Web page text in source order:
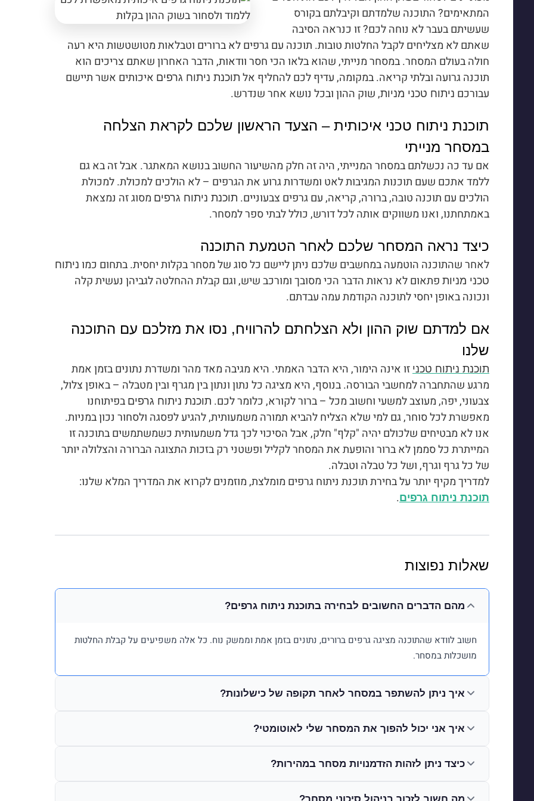
המתאימים? התוכנה שלמדתם וקיבלתם בקורס
שעשיתם בעבר לא נוחה לכם? זו כנראה הסיבה
שאתם לא מצליחים לקבל החלטות טובות. תוכנה עם גרפים לא ברורים וטבלאות מטושטשות היא רעה
חולה בעולם המסחר. במסחר מנייתי, שהוא בלאו הכי חסר וודאות, הדבר האחרון שאתם צריכים הוא
תוכנה גרועה ובלתי קריאה. במקומה, עדיף לכם להחליף אל תוכנת ניתוח גרפים איכותים אשר תיישם
עבורכם ניתוח טכני מניות, שוק ההון ובכל נושא אחר שנדרש.
תוכנת ניתוח טכני איכותית – הצעד הראשון שלכם לקראת הצלחה
במסחר מנייתי
אם עד כה נכשלתם במסחר המנייתי, היה זה חלק מהשיעור החשוב בנושא המאתגר. אבל זה בא גם
ללמד אתכם שעם תוכנות המגיבות לאט ומשדרות גרוע את הגרפים – לא הולכים למכולת. למכולת
הולכים עם תוכנה טובה, ברורה, קריאה, עם גרפים צבעוניים. תוכנת ניתוח גרפים מסוג זה נמצאת
באמתחתנו, ואנו משווקים אותה לכל דורש, כולל לבתי ספר למסחר.
כיצד נראה המסחר שלכם לאחר הטמעת התוכנה
לאחר שהתוכנה הוטמעה במחשבים שלכם ניתן ליישם כל סוג של מסחר בקלות יחסית. בתחום כמו ניתוח
טכני מניות פתאום לא נראות הדבר הכי מסובך ומורכב שיש, וגם קבלת ההחלטה לגביהן נעשית קלה
ונכונה באופן יחסי לתוכנה הקודמת עמה עבדתם.
אם למדתם שוק ההון ולא הצלחתם להרוויח, נסו את מזלכם עם התוכנה
שלנו
תוכנת ניתוח טכני זו אינה הימור, היא הדבר האמתי. היא מגיבה מאד מהר ומשדרת נתונים בזמן אמת
מרגע שהתחברה למחשבי הבורסה. בנוסף, היא מציגה כל נתון ונתון בין מגרף ובין מטבלה – באופן צלול,
צבעוני, יפה, מעוצב למשעי וחשוב מכל – ברור לקורא, כלומר לכם. תוכנת ניתוח גרפים בפיתוחנו
מאפשרת לכל סוחר, גם למי שלא הצליח להביא תמורה משמעותית, להגיע לפסגה ולסחור נכון במניות.
אנו לא מבטיחים שלכולם יהיה "קלף" חלק, אבל הסיכוי לכך גדל משמעותית כשמשתמשים בתוכנה זו
המייתרת כל סממן לא ברור והופעת את המסחר לקליל ופשטני רק בזכות התצוגה הברורה והצלולה יותר
של כל גרף וגרף, ושל כל טבלה וטבלה.
למדריך מקיף יותר על בחירת תוכנת ניתוח גרפים מומלצת, מוזמנים לקרוא את המדריך המלא שלנו:
תוכנת ניתוח גרפים.
שאלות נפוצות
מהם הדברים החשובים לבחירה בתוכנת ניתוח גרפים?
חשוב לוודא שהתוכנה מציגה גרפים ברורים, נתונים בזמן אמת וממשק נוח. כל אלה משפיעים על קבלת החלטות
מושכלות במסחר.
איך ניתן להשתפר במסחר לאחר תקופה של כישלונות?
איך אני יכול להפוך את המסחר שלי לאוטומטי?
כיצד ניתן לזהות הזדמנויות מסחר במהירות?
מה חשוב לזכור בניהול סיכוני מסחר?